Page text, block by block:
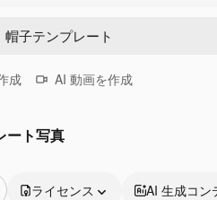
成 AI 動画を作成
ート写真
ライセンス AI 生成コン